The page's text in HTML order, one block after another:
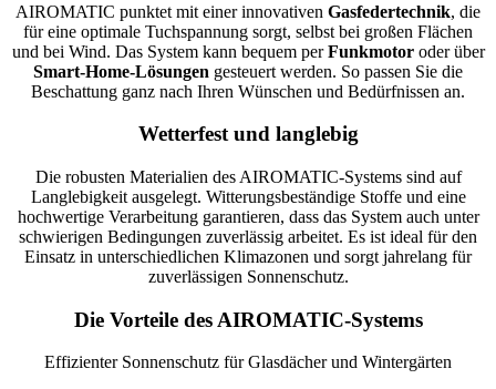
AIROMATIC punktet mit einer innovativen Gasfedertechnik, die
für eine optimale Tuchspannung sorgt, selbst bei großen Flächen
und bei Wind. Das System kann bequem perFunkmotoroder über
Smart-Home-Lösungen gesteuert werden. So passen Sie die
Beschattung ganz nach Ihren Wünschen und Bedürfnissen an.
Wetterfest und langlebig
Die robusten Materialien des AIROMATIC-Systems sind auf
Langlebigkeit ausgelegt. Witterungsbeständige Stoffe und eine
hochwertige Verarbeitung garantieren, dass das System auch unter
schwierigen Bedingungen zuverlässig arbeitet. Es ist ideal für den
Einsatz in unterschiedlichen Klimazonen und sorgt jahrelang für
zuverlässigen Sonnenschutz.
Die Vorteile des AIROMATIC-Systems
Effizienter Sonnenschutz für Glasdächer und Wintergärten